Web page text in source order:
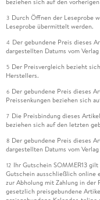
3 Durch Öffnen der Leseprobe
Leseprobe übermittelt werden.
4 Der gebundene Preis dieses
dargestellten Datums vom
5 Der Preisvergleich bezieht
Herstellers.
6 Der gebundene Preis dieses
Preissenkungen beziehen sich
7 Die Preisbindung dieses
beziehen sich auf den letzten
8 Der gebundene Preis dieses
dargestellten Datums vom
12 Ihr Gutschein SOMMER13
Gutschein ausschließlich online
zur Abholung mit Zahlung in
gesetzlich preisgebundene